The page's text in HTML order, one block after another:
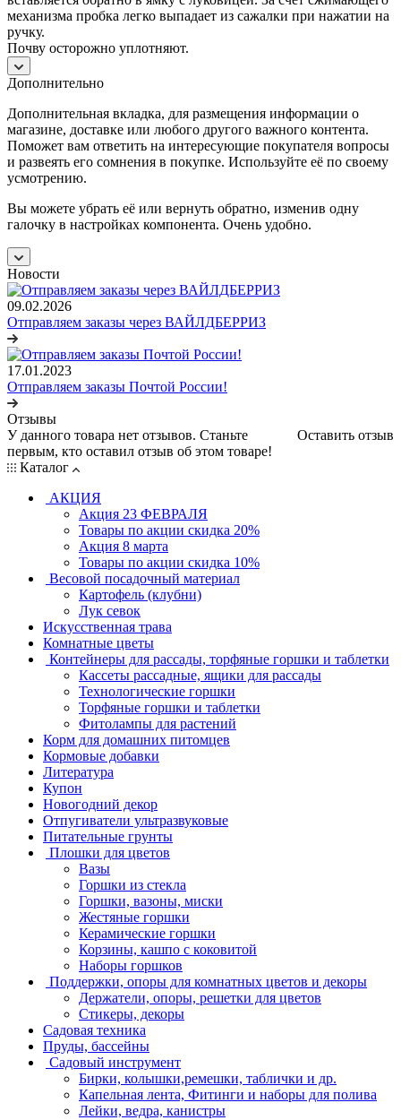
механизма пробка легко выпадает из сажалки при нажатии на
ручку.
Почву осторожно уплотняют.
Дополнительно
Дополнительная вкладка, для размещения информации о
магазине, доставке или любого другого важного контента.
Поможет вам ответить на интересующие покупателя вопросы
и развеять его сомнения в покупке. Используйте её по своему
усмотрению.
Вы можете убрать её или вернуть обратно, изменив одну
галочку в настройках компонента. Очень удобно.
Новости
09.02.2026
Отправляем заказы через ВАЙЛДБЕРРИЗ
17.01.2023
Отправляем заказы Почтой России!
Отзывы
Оставить отзыв
У данного товара нет отзывов. Станьте
первым, кто оставил отзыв об этом товаре!
Каталог
АКЦИЯ
Акция 23 ФЕВРАЛЯ
Товары по акции скидка 20%
Акция 8 марта
Товары по акции скидка 10%
Весовой посадочный материал
Картофель (клубни)
Лук севок
Искусственная трава
Комнатные цветы
Контейнеры для рассады, торфяные горшки и таблетки
Кассеты рассадные, ящики для рассады
Технологические горшки
Торфяные горшки и таблетки
Фитолампы для растений
Корм для домашних питомцев
Кормовые добавки
Литература
Купон
Новогодний декор
Отпугиватели ультразвуковые
Питательные грунты
Плошки для цветов
Вазы
Горшки из стекла
Горшки, вазоны, миски
Жестяные горшки
Керамические горшки
Корзины, кашпо с коковитой
Наборы горшков
Поддержки, опоры для комнатных цветов и декоры
Держатели, опоры, решетки для цветов
Стикеры, декоры
Садовая техника
Пруды, бассейны
Садовый инструмент
Бирки, колышки,ремешки, таблички и др.
Капельная лента, Фитинги и наборы для полива
Лейки, ведра, канистры